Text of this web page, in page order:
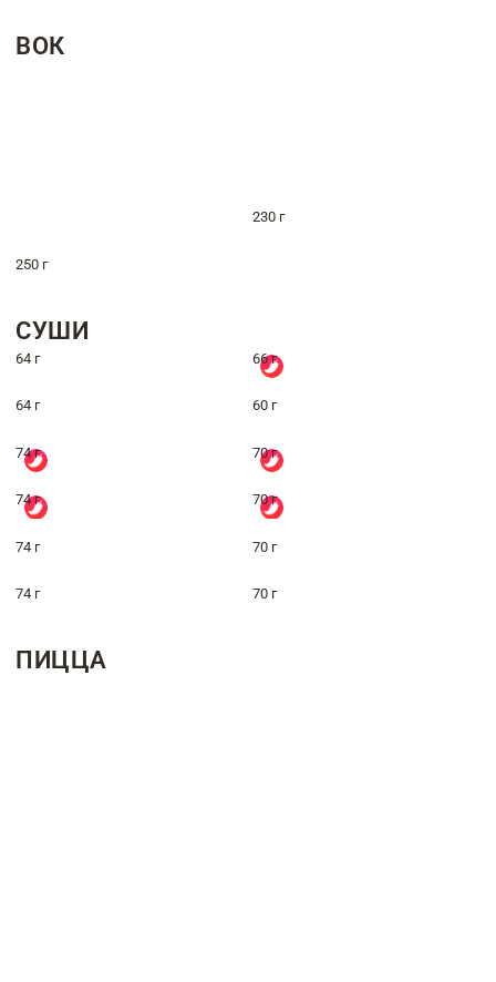
ВОК
230 г
250 г
СУШИ
64 г 66 г
64 г 60 г
74 г 70 г
74 г 70 г
74 г 70 г
74 г 70 г
ПИЦЦА